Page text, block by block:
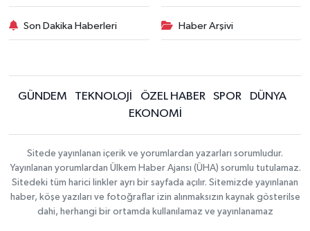
Son Dakika Haberleri Haber Arşivi
GÜNDEM TEKNOLOJİ ÖZEL HABER SPOR
DÜNYA
EKONOMİ
Sitede yayınlanan içerik ve yorumlardan yazarları sorumludur.
Yayınlanan yorumlardan Ülkem Haber Ajansı (ÜHA) sorumlu tutulamaz.
Sitedeki tüm harici linkler ayrı bir sayfada açılır. Sitemizde yayınlanan
haber, köşe yazıları ve fotoğraflar izin alınmaksızın kaynak gösterilse
dahi, herhangi bir ortamda kullanılamaz ve yayınlanamaz